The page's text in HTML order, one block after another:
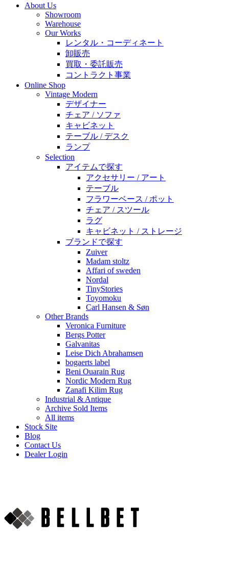
About Us
Showroom
Warehouse
Our Works
レンタル・コーディネート
卸販売
買取・委託販売
コントラクト事業
Online Shop
Vintage Modern
デザイナー
チェア / ソファ
キャビネット
テーブル / デスク
ランプ
Selection
アイテムで探す
アクセサリー / アート
テーブル
フラワーベース / ポット
チェア / スツール
ラグ
キャビネット / ストレージ
ブランドで探す
Zuiver
Madam stoltz
Affari of sweden
Nordal
TinyStories
Toyomoku
Carl Hansen & Søn
Other Brands
Veronica Furniture
Bergs Potter
Galvanitas
Leise Dich Abrahamsen
bogaerts label
Beni Ouarain Rug
Nordic Modern Rug
Zanafi Kilim Rug
Industrial & Antique
Archive Sold Items
All items
Stock Site
Blog
Contact Us
Dealer Login